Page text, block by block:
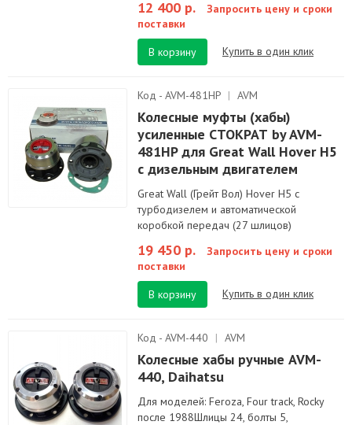
12 400 р.
Запросить цену и сроки
поставки
В корзину
Купить в один клик
Код - AVM-481HP | AVM
Колесные муфты (хабы)
усиленные СТОКРАТ by AVM-
481HP для Great Wall Hover H5
с дизельным двигателем
Great Wall (Грейт Вол) Hover Н5 с
турбодизелем и автоматической
коробкой передач (27 шлицов)
19 450 р.
Запросить цену и сроки
поставки
В корзину
Купить в один клик
Код - AVM-440 | AVM
Колесные хабы ручные AVM-
440, Daihatsu
Для моделей: Feroza, Four track, Rocky
после 1988Шлицы 24, болты 5,